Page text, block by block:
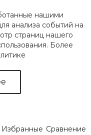
нашими
анализа событий на
страниц нашего
Более
Избранные Сравнение